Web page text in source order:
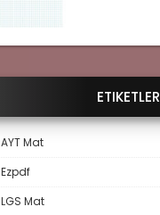
ETIKETLER
AYT Mat
Ezpdf
LGS Mat